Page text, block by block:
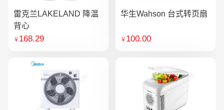
雷克兰LAKELAND 降温
背心
￥ 168.29
华生Wahson 台式转页扇
￥ 100.00